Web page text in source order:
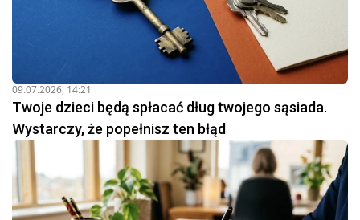
09.07.2026, 14:21
Twoje dzieci będą spłacać dług twojego sąsiada.
Wystarczy, że popełnisz ten błąd